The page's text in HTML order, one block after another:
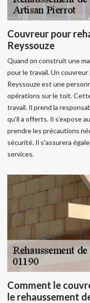
Couvreur pour
Reyssouze
Quand on construit une
pour le travail. Un
Reyssouze est une
opérations sur le toit.
travail. Il prend la
qu’il a offerts. Il s’expose
prendre les précautions
sécurité. Il s'assurera
services.
Comment le
le rehaussement